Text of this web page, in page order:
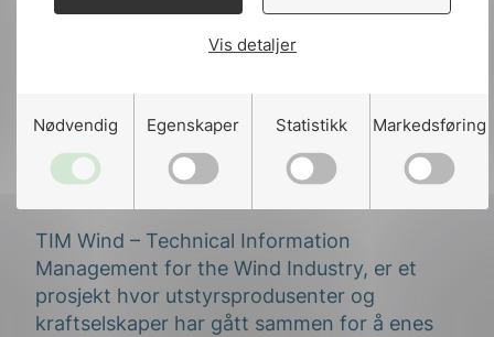
Vis detaljer
Nødvendig Egenskaper Statistikk Markedsføring
dokumentene.
NEK NK 3 har samlet de mest relevante
symbolene i NEK 144.
Anvendelse av standardene for
vindkraft – TIM Wind
TIM Wind – Technical Information
Management for the Wind Industry, er et
prosjekt hvor utstyrsprodusenter og
kraftselskaper har gått sammen for å enes